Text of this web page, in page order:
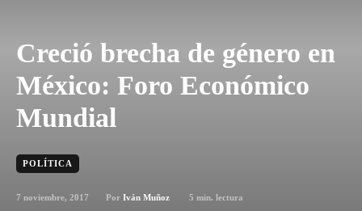
Creció brecha de género en
México: Foro Económico
Mundial
POLÍTICA
7 noviembre, 2017 Por Iván Muñoz 5 min. lectura